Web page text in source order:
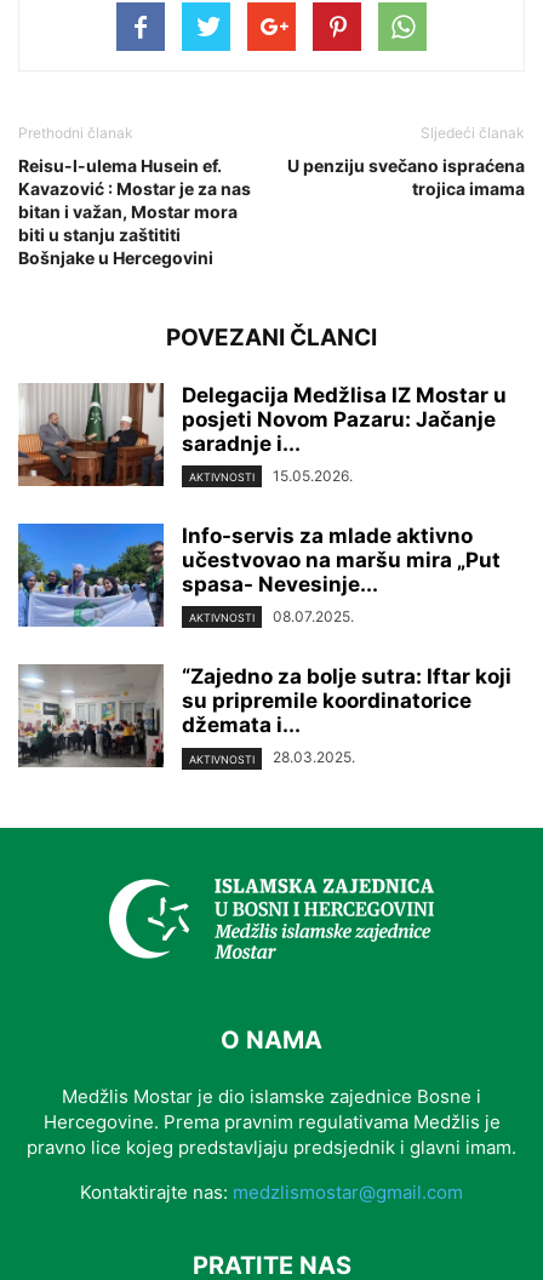
Prethodni članak
Reisu-l-ulema Husein ef.
Kavazović : Mostar je za nas
bitan i važan, Mostar mora
biti u stanju zaštititi
Bošnjake u Hercegovini
Sljedeći članak
U penziju svečano ispraćena
trojica imama
POVEZANI ČLANCI
Delegacija Medžlisa IZ Mostar u
posjeti Novom Pazaru: Jačanje
saradnje i...
AKTIVNOSTI 15.05.2026.
Info-servis za mlade aktivno
učestvovao na maršu mira „Put
spasa- Nevesinje...
AKTIVNOSTI 08.07.2025.
“Zajedno za bolje sutra: Iftar koji
su pripremile koordinatorice
džemata i...
AKTIVNOSTI 28.03.2025.
O NAMA
Medžlis Mostar je dio islamske zajednice Bosne i
Hercegovine. Prema pravnim regulativama Medžlis je
pravno lice kojeg predstavljaju predsjednik i glavni imam.
Kontaktirajte nas: medzlismostar@gmail.com
PRATITE NAS